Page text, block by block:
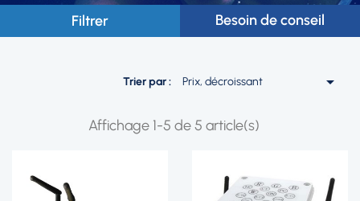
Filtrer Besoin de conseil
Trier par : Prix, décroissant 
Affichage 1-5 de 5 article(s)